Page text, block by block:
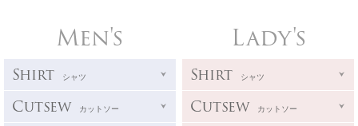
Men's
Shirt シャツ
Cutsew カットソー
Lady's
Shirt シャツ
Cutsew カットソー